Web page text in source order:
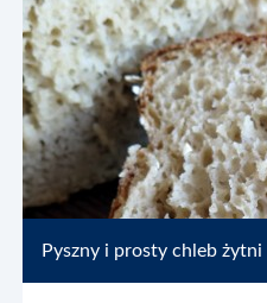
Pyszny i prosty chleb żytni